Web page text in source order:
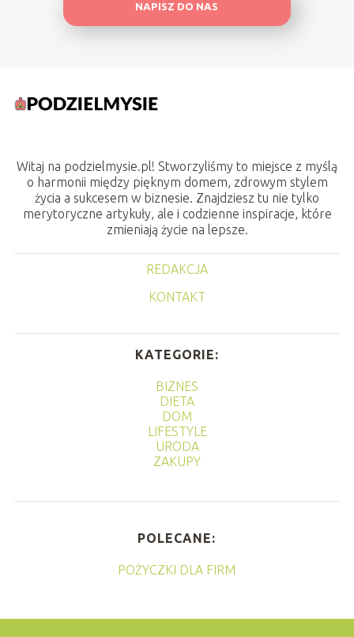
NAPISZ DO NAS
Witaj na podzielmysie.pl! Stworzyliśmy to miejsce z myślą
o harmonii między pięknym domem, zdrowym stylem
życia a sukcesem w biznesie. Znajdziesz tu nie tylko
merytoryczne artykuły, ale i codzienne inspiracje, które
zmieniają życie na lepsze.
REDAKCJA
KONTAKT
KATEGORIE:
BIZNES
DIETA
DOM
LIFESTYLE
URODA
ZAKUPY
POLECANE:
POŻYCZKI DLA FIRM